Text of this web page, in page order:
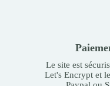
Le site est
Let's Encrypt et